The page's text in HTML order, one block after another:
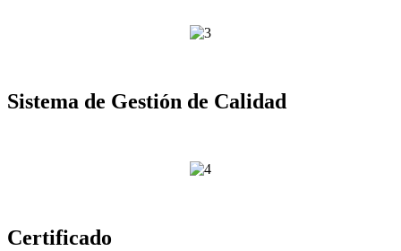
Sistema de Gestión de Calidad
Certificado